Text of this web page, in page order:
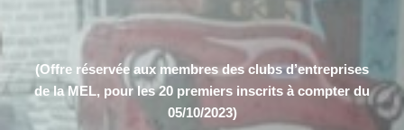
(Offre réservée aux membres des clubs d’entreprises
de la MEL, pour les 20 premiers inscrits à compter du
05/10/2023)